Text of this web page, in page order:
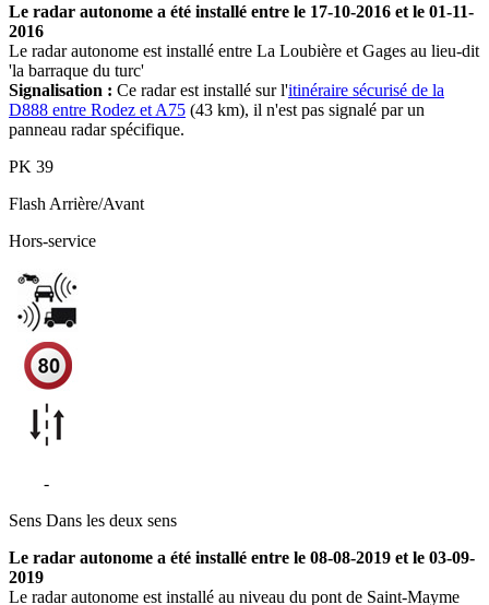
Le radar autonome a été installé entre le 17-10-2016 et le 01-11-
2016
Le radar autonome est installé entre La Loubière et Gages au lieu-dit
'la barraque du turc'
Signalisation : Ce radar est installé sur l'itinéraire sécurisé de la
D888 entre Rodez et A75 (43 km), il n'est pas signalé par un
panneau radar spécifique.
PK 39
Flash Arrière/Avant
Hors-service
-
Sens Dans les deux sens
Le radar autonome a été installé entre le 08-08-2019 et le 03-09-
2019
Le radar autonome est installé au niveau du pont de Saint-Mayme